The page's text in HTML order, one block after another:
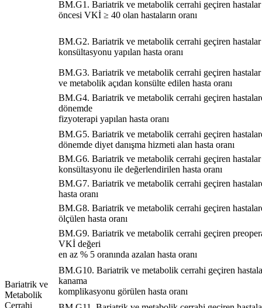
Bariatrik ve
Metabolik
Cerrahi
BM.G1. Bariatrik ve metabolik cerrahi geçiren
öncesi VKİ ≥ 40 olan hastaların oranı
BM.G2. Bariatrik ve metabolik cerrahi geçiren
konsültasyonu yapılan hasta oranı
BM.G3. Bariatrik ve metabolik cerrahi geçiren
ve metabolik açıdan konsülte edilen hasta oranı
BM.G4. Bariatrik ve metabolik cerrahi geçiren
dönemde
fizyoterapi yapılan hasta oranı
BM.G5. Bariatrik ve metabolik cerrahi geçiren
dönemde diyet danışma hizmeti alan hasta oranı
BM.G6. Bariatrik ve metabolik cerrahi geçiren
konsültasyonu ile değerlendirilen hasta oranı
BM.G7. Bariatrik ve metabolik cerrahi geçiren
hasta oranı
BM.G8. Bariatrik ve metabolik cerrahi geçiren
ölçülen hasta oranı
BM.G9. Bariatrik ve metabolik cerrahi geçiren
VKİ değeri
en az % 5 oranında azalan hasta oranı
BM.G10. Bariatrik ve metabolik cerrahi geçiren
kanama
komplikasyonu görülen hasta oranı